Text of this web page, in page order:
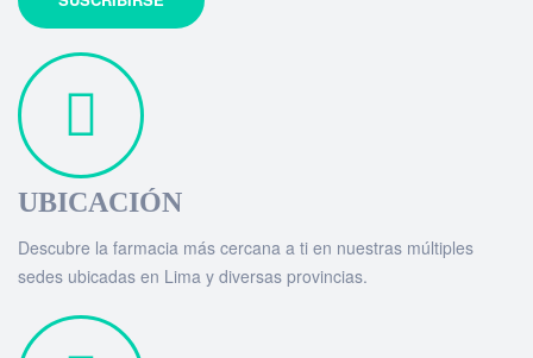
UBICACIÓN
Descubre la farmacia más cercana a ti en nuestras múltiples
sedes ubicadas en Lima y diversas provincias.